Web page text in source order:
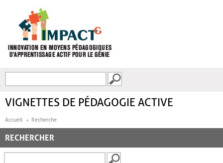
FORMULAIRE DE
VIGNETTES DE PÉDAGOGIE ACTIVE
Accueil Recherche
RECHERCHER